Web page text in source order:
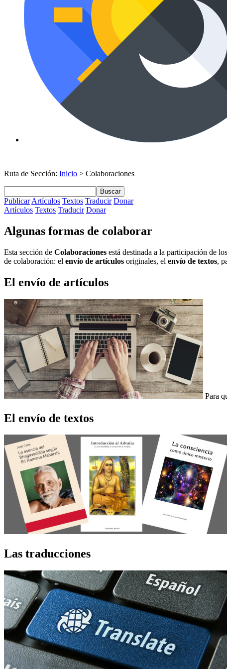
Ruta de Sección: Inicio > Colaboraciones
Buscar
Publicar Artículos Textos Traducir Donar
Artículos Textos Traducir Donar
Algunas formas de colaborar
Esta sección de Colaboraciones está destinada a la participación de
de colaboración: el envío de artículos originales, el envío de textos,
El envío de artículos
Para
El envío de textos
Las traducciones